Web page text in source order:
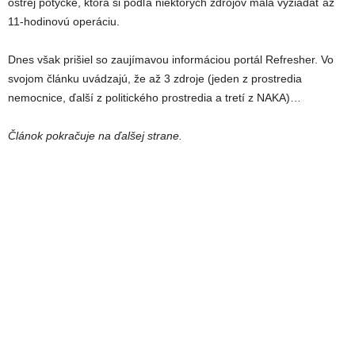
11-hodinovú operáciu.
Dnes však prišiel so zaujímavou informáciou portál Refresher. Vo
svojom článku uvádzajú, že až 3 zdroje (jeden z prostredia
nemocnice, ďalší z politického prostredia a tretí z NAKA)…
Článok pokračuje na ďalšej strane.